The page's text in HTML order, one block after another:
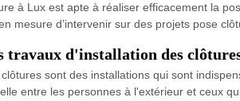
à Lux est apte à réaliser efficacement la
mesure d’intervenir sur des projets pose
travaux d'installation des
clôtures sont des installations qui sont
entre les personnes à l'extérieur et ceux